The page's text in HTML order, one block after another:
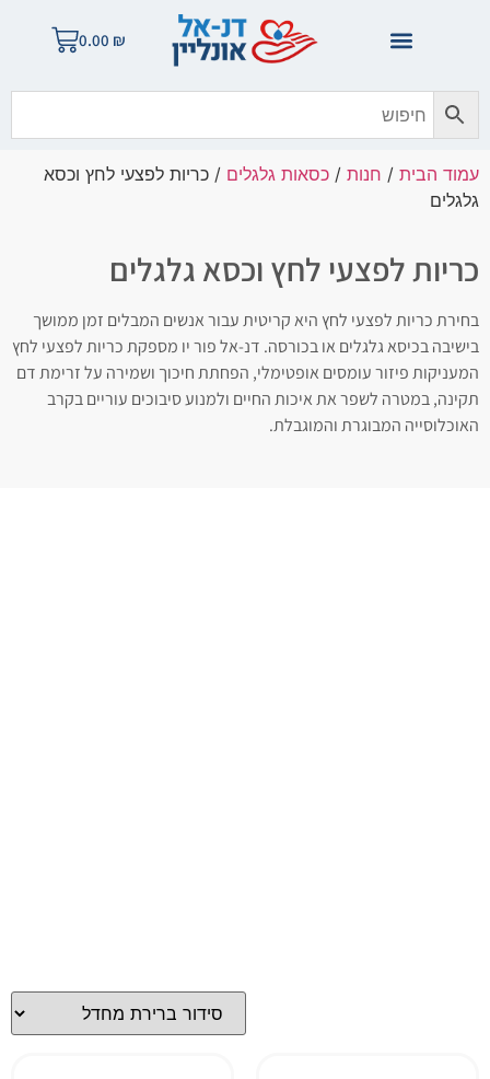
0.00 ₪
עמוד הבית / חנות / כסאות גלגלים / כריות לפצעי לחץ וכסא
גלגלים
כריות לפצעי לחץ וכסא גלגלים
בחירת כריות לפצעי לחץ היא קריטית עבור אנשים המבלים זמן ממושך
בישיבה בכיסא גלגלים או בכורסה. דנ-אל פור יו מספקת כריות לפצעי לחץ
המעניקות פיזור עומסים אופטימלי, הפחתת חיכוך ושמירה על זרימת דם
תקינה, במטרה לשפר את איכות החיים ולמנוע סיבוכים עוריים בקרב
האוכלוסייה המבוגרת והמוגבלת.